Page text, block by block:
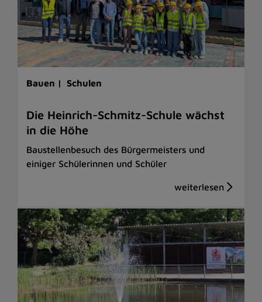
Bauen | Schulen
Die Heinrich-Schmitz-Schule wächst
in die Höhe
Baustellenbesuch des Bürgermeisters und
einiger Schülerinnen und Schüler